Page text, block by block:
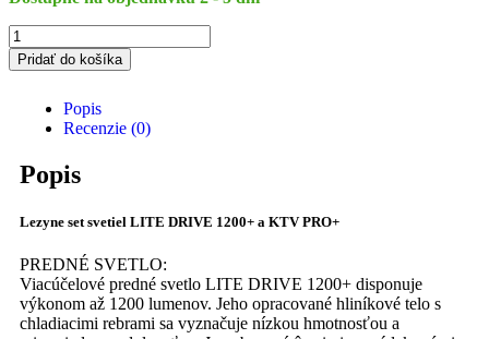
Pridať do košíka
Popis
Recenzie (0)
Popis
Lezyne set svetiel LITE DRIVE 1200+ a KTV PRO+
PREDNÉ SVETLO:
Viacúčelové predné svetlo LITE DRIVE 1200+ disponuje
výkonom až 1200 lumenov. Jeho opracované hliníkové telo s
chladiacimi rebrami sa vyznačuje nízkou hmotnosťou a